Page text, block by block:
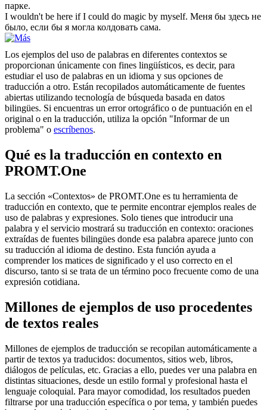
парке.
I wouldn't be here if I could do magic by myself. Меня бы здесь не
было, если бы я могла колдовать сама.
Los ejemplos del uso de palabras en diferentes contextos se
proporcionan únicamente con fines lingüísticos, es decir, para
estudiar el uso de palabras en un idioma y sus opciones de
traducción a otro. Están recopilados automáticamente de fuentes
abiertas utilizando tecnología de búsqueda basada en datos
bilingües. Si encuentras un error ortográfico o de puntuación en el
original o en la traducción, utiliza la opción "Informar de un
problema" o escríbenos.
Qué es la traducción en contexto en
PROMT.One
La sección «Contextos» de PROMT.One es tu herramienta de
traducción en contexto, que te permite encontrar ejemplos reales de
uso de palabras y expresiones. Solo tienes que introducir una
palabra y el servicio mostrará su traducción en contexto: oraciones
extraídas de fuentes bilingües donde esa palabra aparece junto con
su traducción al idioma de destino. Esta función ayuda a
comprender los matices de significado y el uso correcto en el
discurso, tanto si se trata de un término poco frecuente como de una
expresión cotidiana.
Millones de ejemplos de uso procedentes
de textos reales
Millones de ejemplos de traducción se recopilan automáticamente a
partir de textos ya traducidos: documentos, sitios web, libros,
diálogos de películas, etc. Gracias a ello, puedes ver una palabra en
distintas situaciones, desde un estilo formal y profesional hasta el
lenguaje coloquial. Para mayor comodidad, los resultados pueden
filtrarse por una traducción específica o por tema, y también puedes